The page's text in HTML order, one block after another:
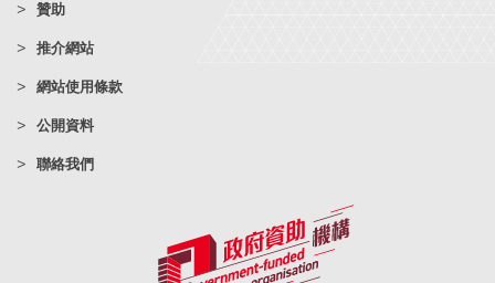
贊助
推介網站
網站使用條款
公開資料
聯絡我們